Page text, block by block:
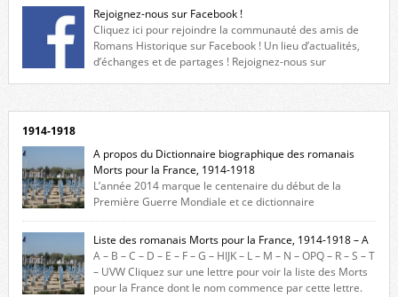
Rejoignez-nous sur Facebook !
Cliquez ici pour rejoindre la communauté des amis de
Romans Historique sur Facebook ! Un lieu d’actualités,
d’échanges et de partages ! Rejoignez-nous sur
1914-1918
A propos du Dictionnaire biographique des romanais
Morts pour la France, 1914-1918
L’année 2014 marque le centenaire du début de la
Première Guerre Mondiale et ce dictionnaire
biographique veut rendre hommage aux romanais Morts pour la
France durant ce conflit. La base de cette recherche historique est
constituée des noms gravés sur les plaques commémoratives de
l’Hôtel de Ville, du lycée du Dauphiné et du lycée Triboulet, […]
Liste des romanais Morts pour la France, 1914-1918 – A
A – B – C – D – E – F – G – HIJK – L – M – N – OPQ – R – S – T
– UVW Cliquez sur une lettre pour voir la liste des Morts
pour la France dont le nom commence par cette lettre.